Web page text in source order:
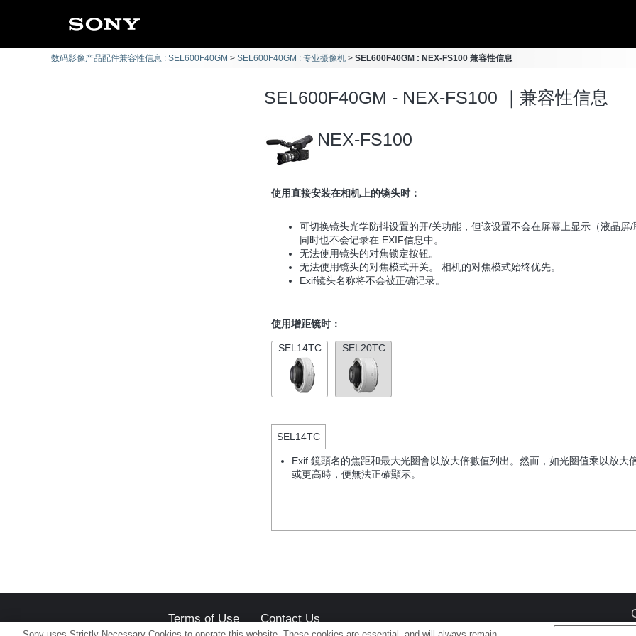
数码影像产品配件兼容性信息 : SEL600F40GM SEL600F40GM : 专业摄像机 SEL600F40GM : NEX-FS100 兼容性信息
SEL600F40GM - NEX-FS100 ｜兼容性信息
NEX-FS100
使用直接安装在相机上的镜头时：
可切换镜头光学防抖设置的开/关功能，但该设置不会在屏幕上显示（液晶屏/
同时也不会记录在 EXIF信息中。
无法使用镜头的对焦锁定按钮。
无法使用镜头的对焦模式开关。 相机的对焦模式始终优先。
Exif镜头名称将不会被正确记录。
使用增距镜时：
SEL14TC SEL20TC
SEL14TC
Exif 鏡頭名的焦距和最大光圈會以放大倍數值列出。然而，如光圈值乘以放大
或更高時，便無法正確顯示。
Terms of Use Contact Us